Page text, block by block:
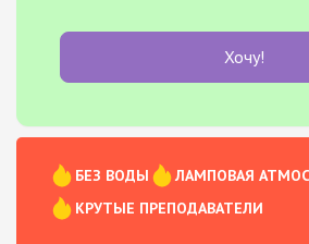
Хочу!
БЕЗ ВОДЫ
ЛАМПОВАЯ
КРУТЫЕ ПРЕПОДАВАТЕЛИ